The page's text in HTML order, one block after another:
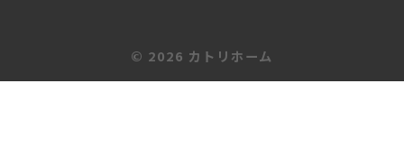
© 2026 カトリホーム